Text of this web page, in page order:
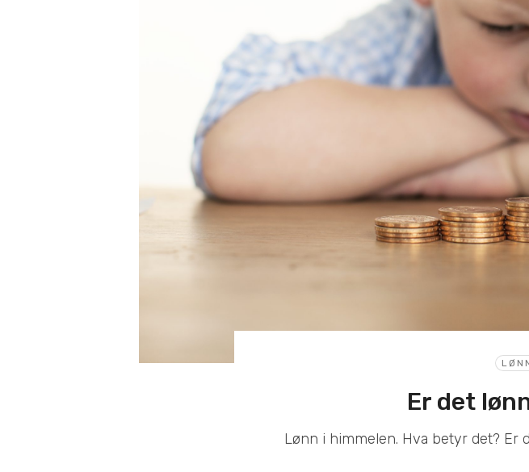
Er det
Lønn i himmelen. Hva betyr det? Er